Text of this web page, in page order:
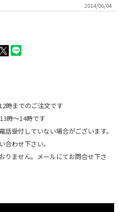
2014/06/04
時までのご注文です
時～14時です
受付していない場合がございます。
合わせ下さい。
りません。メールにてお問合せ下さ